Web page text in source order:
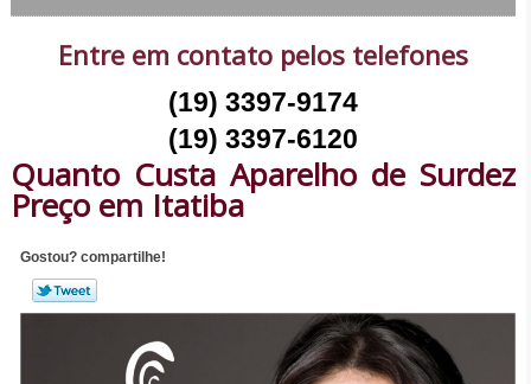
Entre em contato pelos telefones
(19) 3397-9174
(19) 3397-6120
Quanto Custa Aparelho de Surdez
Preço em Itatiba
Gostou? compartilhe!